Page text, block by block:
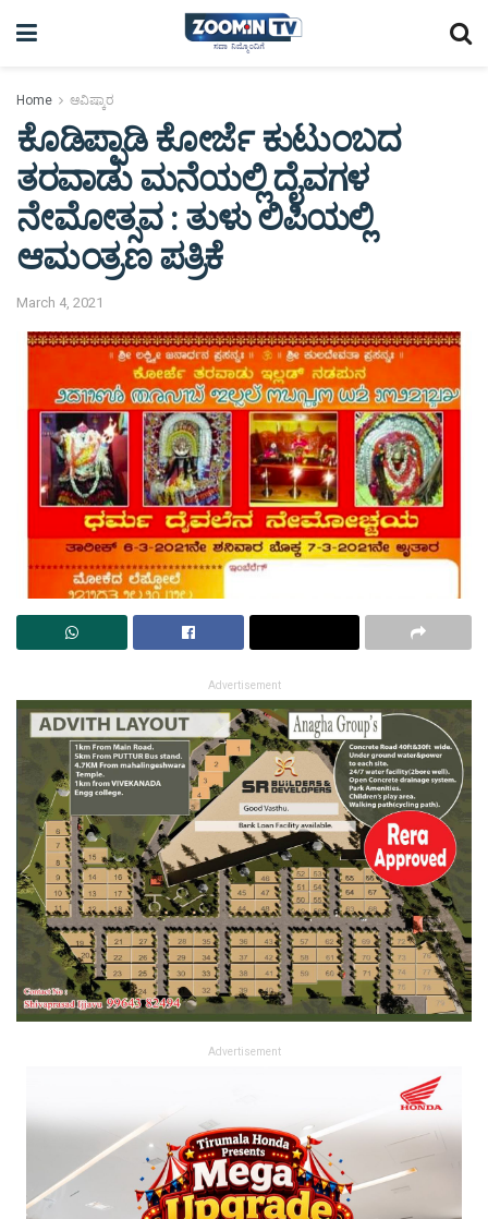
Home ಆವಿಷ್ಕಾರ
ಕೊಡಿಪ್ಪಾಡಿ ಕೋರ್ಜೆ ಕುಟುಂಬದ
ತರವಾಡು ಮನೆಯಲ್ಲಿ ದೈವಗಳ
ನೇಮೋತ್ಸವ : ತುಳು ಲಿಪಿಯಲ್ಲಿ
ಆಮಂತ್ರಣ ಪತ್ರಿಕೆ
March 4, 2021
Advertisement
Advertisement